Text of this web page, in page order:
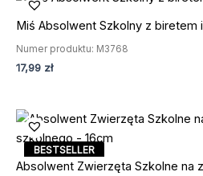
BESTSELLER
Miś Absolwent Szkolny z biretem
Numer produktu: M3768
17,99 zł
BESTSELLER
Absolwent Zwierzęta Szkolne na